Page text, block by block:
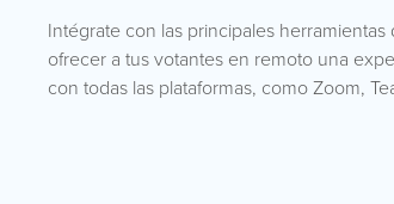
Intégrate con las principales
ofrecer a tus votantes en remoto una
con todas las plataformas, como Zoom,